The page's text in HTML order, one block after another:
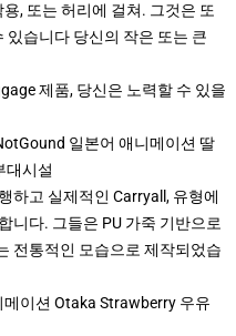
, 또는 허리에 걸쳐. 그것은 또
있습니다 당신의 작은 또는 큰
제품, 당신은 노력할 수 있을
일본어 애니메이션 딸
대시설
하고 실제적인 Carryall, 유형에
니다. 그들은 PU 가죽 기반으로
전통적인 모습으로 제작되었습
이션 Otaka Strawberry 우유